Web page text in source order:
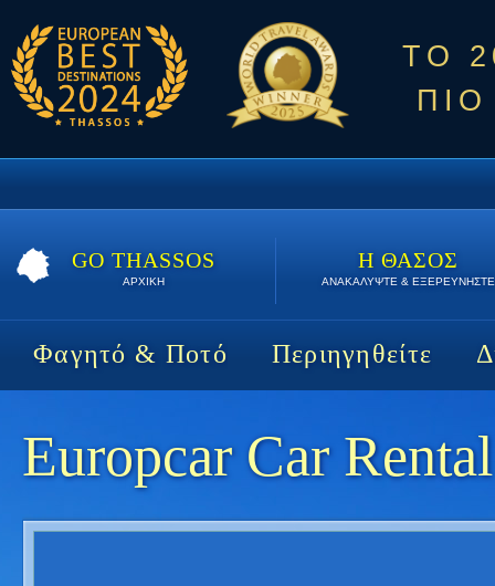
ΤΟ
GO THASSOS
ΑΡΧΙΚΗ
Η ΘΑΣΟΣ
ΑΝΑΚΑΛΥΨΤΕ & ΕΞΕΡΕΥΝΗΣΤΕ
Φαγητό & Ποτό Περιηγηθείτε
Europcar Car Rental